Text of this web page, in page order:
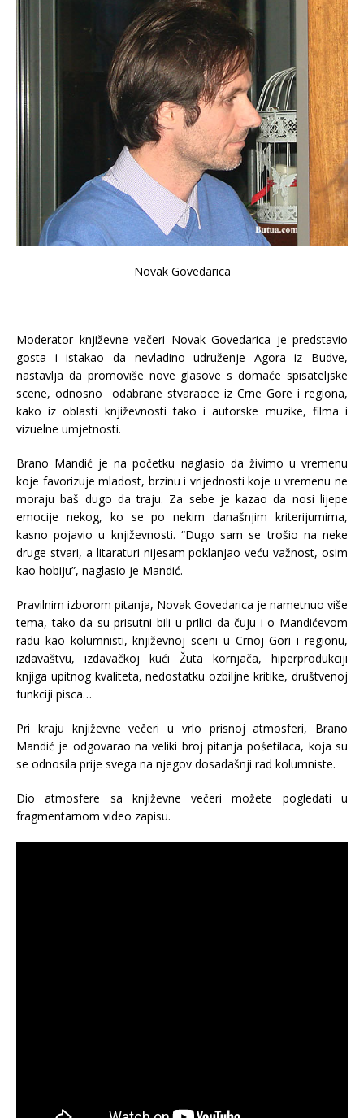
Novak Govedarica
Moderator književne večeri Novak Govedarica je predstavio
gosta i istakao da nevladino udruženje Agora iz Budve,
nastavlja da promoviše nove glasove s domaće spisateljske
scene, odnosno odabrane stvaraoce iz Crne Gore i regiona,
kako iz oblasti književnosti tako i autorske muzike, filma i
vizuelne umjetnosti.
Brano Mandić je na početku naglasio da živimo u vremenu
koje favorizuje mladost, brzinu i vrijednosti koje u vremenu ne
moraju baš dugo da traju. Za sebe je kazao da nosi lijepe
emocije nekog, ko se po nekim današnjim kriterijumima,
kasno pojavio u književnosti. “Dugo sam se trošio na neke
druge stvari, a litaraturi nijesam poklanjao veću važnost, osim
kao hobiju”, naglasio je Mandić.
Pravilnim izborom pitanja, Novak Govedarica je nametnuo više
tema, tako da su prisutni bili u prilici da čuju i o Mandićevom
radu kao kolumnisti, književnoj sceni u Crnoj Gori i regionu,
izdavaštvu, izdavačkoj kući Žuta kornjača, hiperprodukciji
knjiga upitnog kvaliteta, nedostatku ozbiljne kritike, društvenoj
funkciji pisca…
Pri kraju književne večeri u vrlo prisnoj atmosferi, Brano
Mandić je odgovarao na veliki broj pitanja pośetilaca, koja su
se odnosila prije svega na njegov dosadašnji rad kolumniste.
Dio atmosfere sa književne večeri možete pogledati u
fragmentarnom video zapisu.